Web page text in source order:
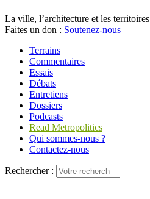
La ville, l’architecture et les territoires
Faites un don : Soutenez-nous
Terrains
Commentaires
Essais
Débats
Entretiens
Dossiers
Podcasts
Read Metropolitics
Qui sommes-nous ?
Contactez-nous
Rechercher :